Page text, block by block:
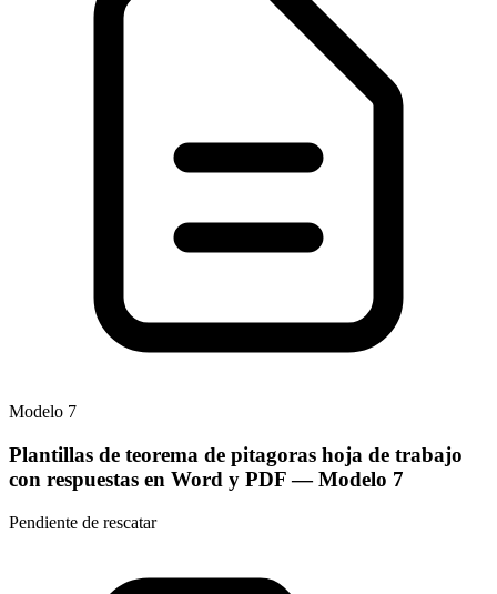
Modelo 7
Plantillas de teorema de pitagoras hoja de trabajo
con respuestas en Word y PDF— Modelo 7
Pendiente de rescatar